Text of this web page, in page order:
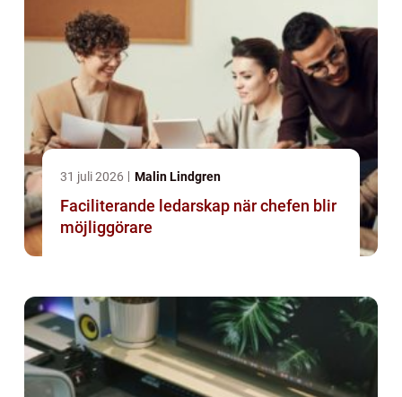
31 juli 2026 Malin Lindgren
Faciliterande ledarskap när chefen blir
möjliggörare